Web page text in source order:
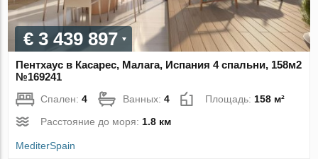
€ 3 439 897
Пентхаус в Касарес, Малага, Испания 4 спальни, 158м2
№169241
Спален:4 Ванных:4 Площадь:158 м²
Расстояние до моря:1.8 км
MediterSpain